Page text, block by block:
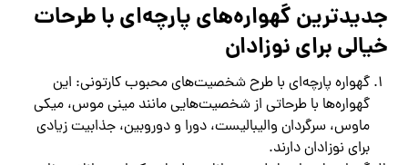
جدیدترین گهواره‌های پارچه‌ای با طرحات
خیالی برای نوزادان
گهواره پارچه‌ای با طرح شخصیت‌های محبوب کارتونی: این
گهواره‌ها با طرحاتی از شخصیت‌هایی مانند مینی موس، میکی
ماوس، سرگردان والیبالیست، دورا و دوروبین، جذابیت زیادی
برای نوزادان دارند.